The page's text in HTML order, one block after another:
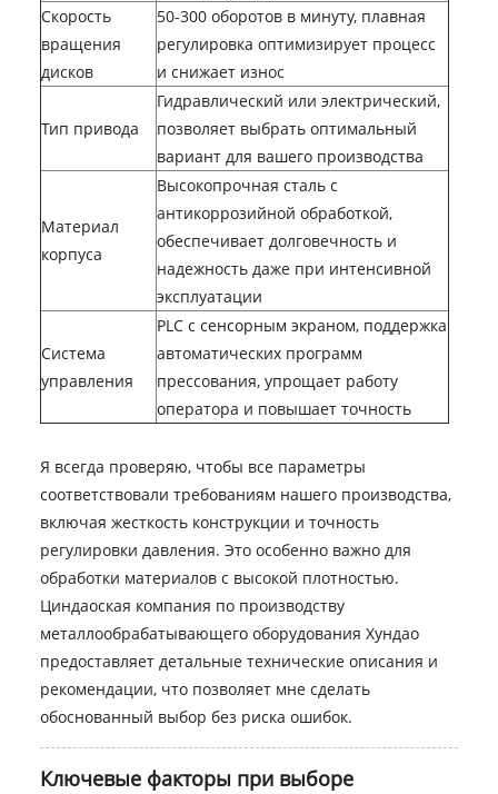
Скорость
вращения
дисков
50-300 оборотов в минуту, плавная
регулировка оптимизирует процесс
и снижает износ
Тип привода
Гидравлический или электрический,
позволяет выбрать оптимальный
вариант для вашего производства
Материал
корпуса
Высокопрочная сталь с
антикоррозийной обработкой,
обеспечивает долговечность и
надежность даже при интенсивной
эксплуатации
Система
управления
PLC с сенсорным экраном, поддержка
автоматических программ
прессования, упрощает работу
оператора и повышает точность
Я всегда проверяю, чтобы все параметры
соответствовали требованиям нашего производства,
включая жесткость конструкции и точность
регулировки давления. Это особенно важно для
обработки материалов с высокой плотностью.
Циндаоская компания по производству
металлообрабатывающего оборудования Хундао
предоставляет детальные технические описания и
рекомендации, что позволяет мне сделать
обоснованный выбор без риска ошибок.
Ключевые факторы при выборе